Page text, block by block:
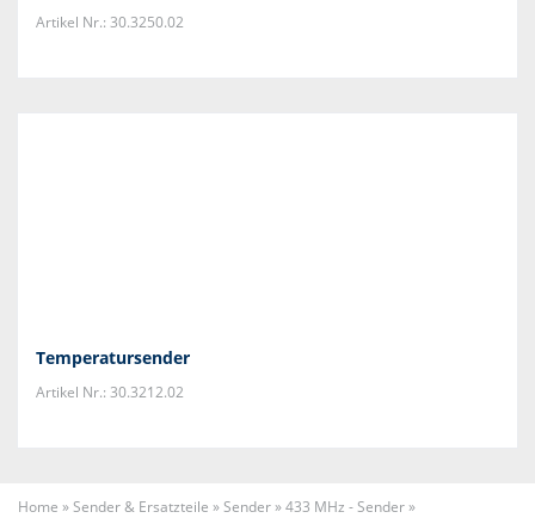
Artikel Nr.: 30.3250.02
Temperatursender
Artikel Nr.: 30.3212.02
Home »Sender & Ersatzteile »Sender»433 MHz - Sender»